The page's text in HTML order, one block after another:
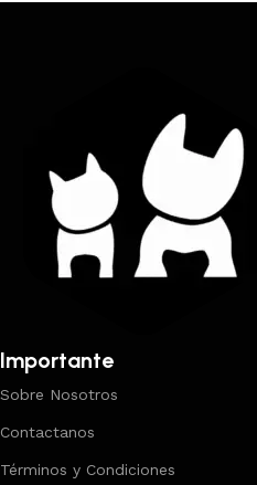
Importante
Sobre Nosotros
Contactanos
Términos y Condiciones